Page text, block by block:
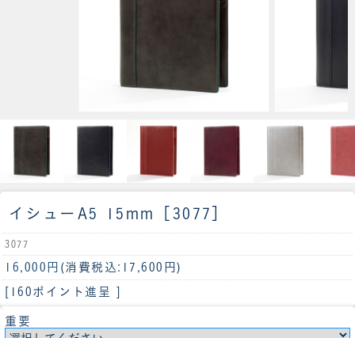
イシューA5 15mm［3077］
3077
16,000円 (消費税込:17,600円)
[160ポイント進呈 ]
重要